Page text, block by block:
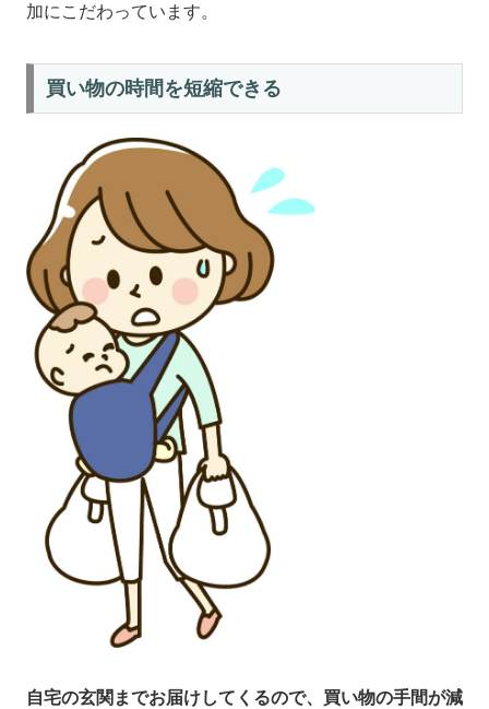
加にこだわっています。
買い物の時間を短縮できる
自宅の玄関までお届けしてくるので、買い物の手間が減